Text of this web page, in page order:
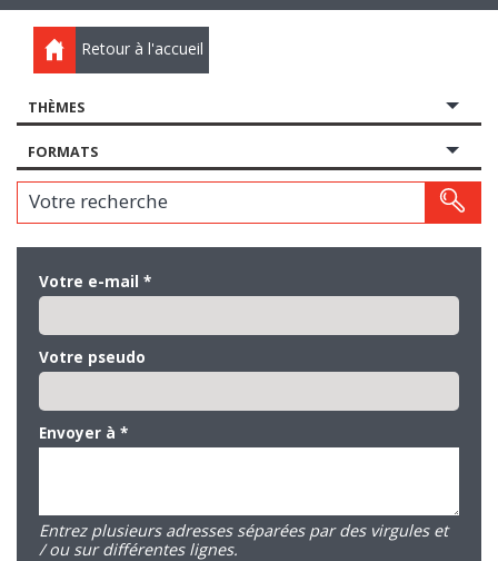
Retour à l'accueil
THÈMES
FORMATS
Votre recherche
Votre e-mail *
Votre pseudo
Envoyer à *
Entrez plusieurs adresses séparées par des virgules et
/ ou sur différentes lignes.